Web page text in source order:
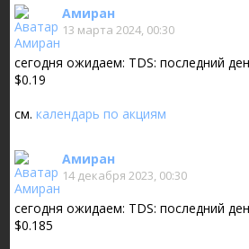
Амиран
13 марта 2024, 00:30
сегодня ожидаем: TDS: последний
$0.19
см.календарь по акциям
Амиран
14 декабря 2023, 00:30
сегодня ожидаем: TDS: последний
$0.185